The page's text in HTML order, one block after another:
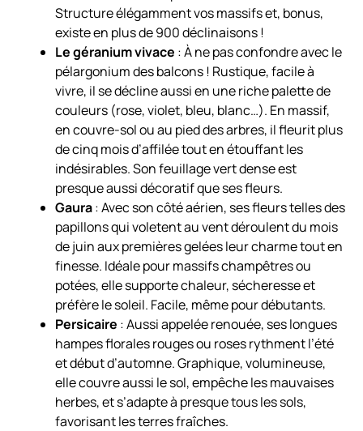
Structure élégamment vos massifs et, bonus,
existe en plus de 900 déclinaisons !
Le géranium vivace : À ne pas confondre avec le
pélargonium des balcons ! Rustique, facile à
vivre, il se décline aussi en une riche palette de
couleurs (rose, violet, bleu, blanc…). En massif,
en couvre-sol ou au pied des arbres, il fleurit plus
de cinq mois d’affilée tout en étouffant les
indésirables. Son feuillage vert dense est
presque aussi décoratif que ses fleurs.
Gaura: Avec son côté aérien, ses fleurs telles des
papillons qui voletent au vent déroulent du mois
de juin aux premières gelées leur charme tout en
finesse. Idéale pour massifs champêtres ou
potées, elle supporte chaleur, sécheresse et
préfère le soleil. Facile, même pour débutants.
Persicaire : Aussi appelée renouée, ses longues
hampes florales rouges ou roses rythment l’été
et début d’automne. Graphique, volumineuse,
elle couvre aussi le sol, empêche les mauvaises
herbes, et s’adapte à presque tous les sols,
favorisant les terres fraîches.